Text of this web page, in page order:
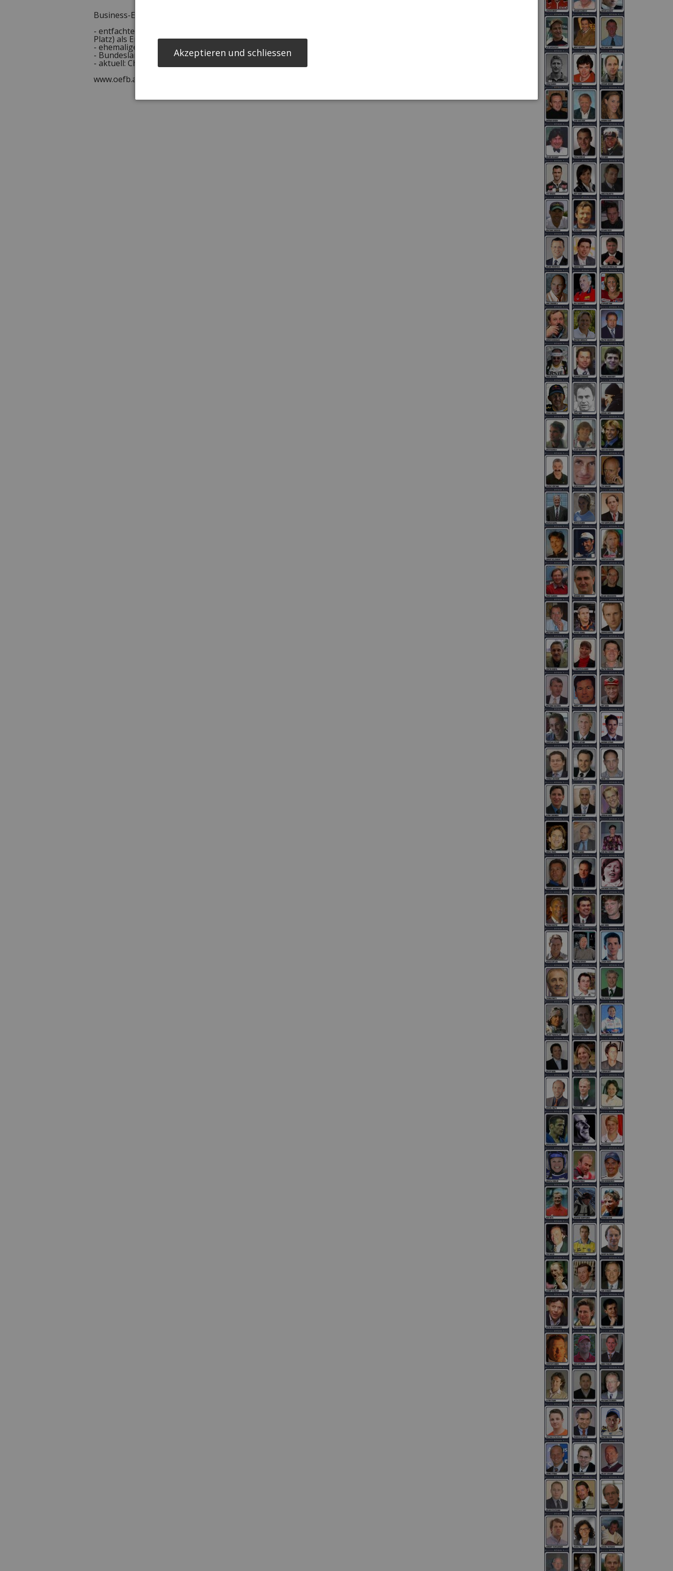
Akzeptieren und schliessen
Business-Erfolge:
- entfachte mit dem sensationellen Erfolg seiner U-20-Schützlinge bei der Weltmeisterschaft 2007 in Kanada (4.
Platz) als Erster in Österreich EURO 2008-Euphorie
- ehemaliger Leiter der ÖFB-Trainerausbildung
- Bundesland-Sieger Burgenland beim Business Athlete Award 2007
- aktuell: Cheftrainer des oberösterreichischen Fußball-Bundesligisten SV Ried
www.oefb.at